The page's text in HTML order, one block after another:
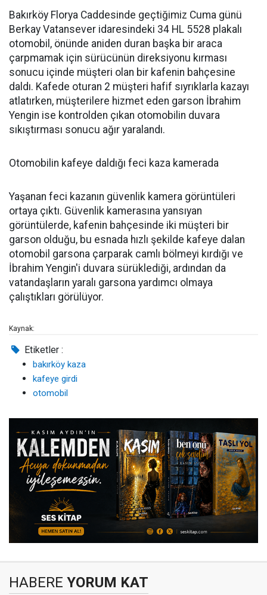
Bakırköy Florya Caddesinde geçtiğimiz Cuma günü
Berkay Vatansever idaresindeki 34 HL 5528 plakalı
otomobil, önünde aniden duran başka bir araca
çarpmamak için sürücünün direksiyonu kırması
sonucu içinde müşteri olan bir kafenin bahçesine
daldı. Kafede oturan 2 müşteri hafif sıyrıklarla kazayı
atlatırken, müşterilere hizmet eden garson İbrahim
Yengin ise kontrolden çıkan otomobilin duvara
sıkıştırması sonucu ağır yaralandı.
Otomobilin kafeye daldığı feci kaza kamerada
Yaşanan feci kazanın güvenlik kamera görüntüleri
ortaya çıktı. Güvenlik kamerasına yansıyan
görüntülerde, kafenin bahçesinde iki müşteri bir
garson olduğu, bu esnada hızlı şekilde kafeye dalan
otomobil garsona çarparak camlı bölmeyi kırdığı ve
İbrahim Yengin'i duvara sürüklediği, ardından da
vatandaşların yaralı garsona yardımcı olmaya
çalıştıkları görülüyor.
Kaynak:
Etiketler :
bakırköy kaza
kafeye girdi
otomobil
HABERE YORUM KAT